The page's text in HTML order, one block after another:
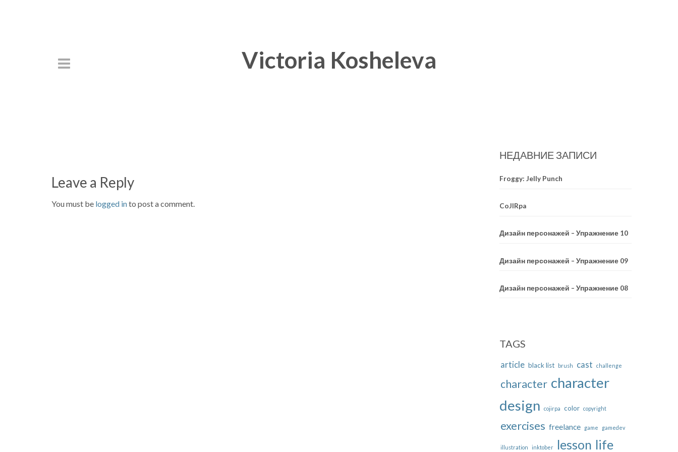
Victoria Kosheleva
Leave a Reply
You must be logged into post a comment.
НЕДАВНИЕ ЗАПИСИ
Froggy: Jelly Punch
CoJIRpa
Дизайн персонажей – Упражнение 10
Дизайн персонажей – Упражнение 09
Дизайн персонажей – Упражнение 08
TAGS
article black list brush cast challenge
character character
design
cojirpa color copyright
exercises freelance game gamedev
illustration inktober lesson life